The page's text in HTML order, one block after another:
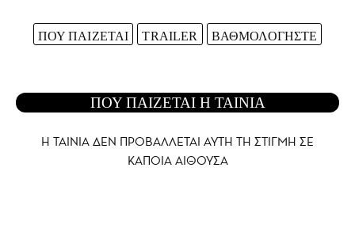
ΠΟΥ ΠΑΙΖΕΤΑΙ TRAILER ΒΑΘΜΟΛΟΓΗΣΤΕ
ΠΟΥ ΠΑΙΖΕΤΑΙ Η ΤΑΙΝΙΑ
Η ΤΑΙΝΙΑ ΔΕΝ ΠΡΟΒΑΛΛΕΤΑΙ AYTH ΤΗ ΣΤΙΓΜΗ ΣΕ
ΚΑΠΟΙΑ ΑΙΘΟΥΣΑ